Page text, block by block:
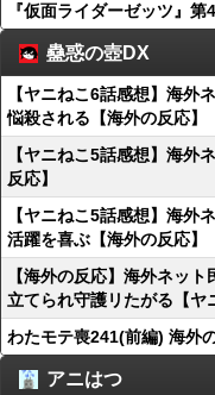
『仮面ライダーゼッツ』
蠱惑の壺DX
【ヤニねこ6話感想】海外
悩殺される【海外の反応】
【ヤニねこ5話感想】海外
反応】
【ヤニねこ5話感想】海外
活躍を喜ぶ【海外の反応】
【海外の反応】海外ネッ
立てられ守護リたがる【ヤ
わたモテ喪241(前編) 海外
アニはつ